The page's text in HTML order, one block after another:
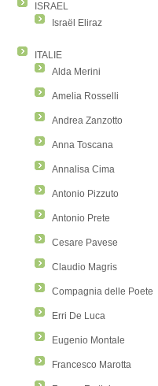
ISRAEL
Israël Eliraz
ITALIE
Alda Merini
Amelia Rosselli
Andrea Zanzotto
Anna Toscana
Annalisa Cima
Antonio Pizzuto
Antonio Prete
Cesare Pavese
Claudio Magris
Compagnia delle Poete
Erri De Luca
Eugenio Montale
Francesco Marotta